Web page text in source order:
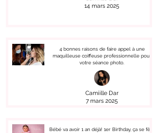
14 mars 2025
4 bonnes raisons de faire appel à une
maquilleuse coiffeuse professionnelle pour
votre séance photo.
Camiille Dar
7 mars 2025
Bébé va avoir 1 an déjà! 1er Birthday, ça se fête